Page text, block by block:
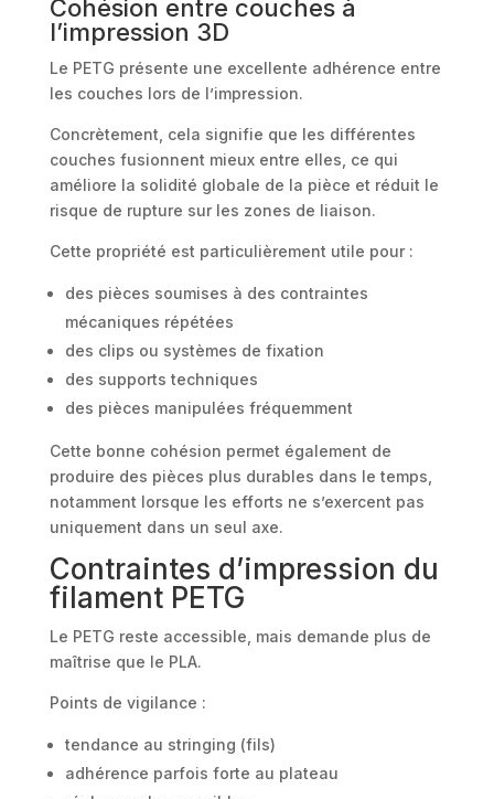
Cohésion entre couches à
l’impression 3D
Le PETG présente une excellente adhérence entre
les couches lors de l’impression.
Concrètement, cela signifie que les différentes
couches fusionnent mieux entre elles, ce qui
améliore la solidité globale de la pièce et réduit le
risque de rupture sur les zones de liaison.
Cette propriété est particulièrement utile pour :
des pièces soumises à des contraintes
mécaniques répétées
des clips ou systèmes de fixation
des supports techniques
des pièces manipulées fréquemment
Cette bonne cohésion permet également de
produire des pièces plus durables dans le temps,
notamment lorsque les efforts ne s’exercent pas
uniquement dans un seul axe.
Contraintes d’impression du
filament PETG
Le PETG reste accessible, mais demande plus de
maîtrise que le PLA.
Points de vigilance :
tendance au stringing (fils)
adhérence parfois forte au plateau